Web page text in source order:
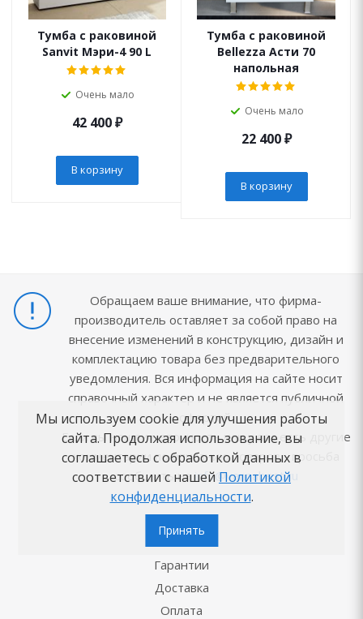
Тумба с раковиной
Sanvit Мэри-4 90 L
Очень мало
42 400₽
В корзину
Тумба с раковиной
Bellezza Асти 70
напольная
Очень мало
22 400₽
В корзину
Обращаем ваше внимание, что фирма-
производитель оставляет за собой право на
внесение изменений в конструкцию, дизайн и
комплектацию товара без предварительного
уведомления. Вся информация на сайте носит
справочный характер и не является публичной
офертой.
Если вы нашли неточность или у вас есть другие
комментарии по описанию товаров - просьба
сообщить наinfo@vannabest.ru
Сервис
Гарантии
Доставка
Оплата
Мы используем cookie для улучшения работы
сайта. Продолжая использование, вы
соглашаетесь с обработкой данных в
соответствии с нашей Политикой
конфиденциальности.
Принять